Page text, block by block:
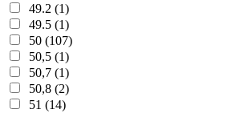
49.2 (1)
49.5 (1)
50 (107)
50,5 (1)
50,7 (1)
50,8 (2)
51 (14)